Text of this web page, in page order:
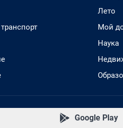
Лето
Мой
Наука
Google Play